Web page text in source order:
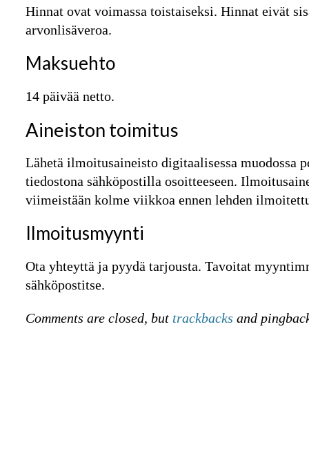
Hinnat ovat voimassa toistaiseksi. Hinnat eivät
arvonlisäveroa.
Maksuehto
14 päivää netto.
Aineiston toimitus
Lähetä ilmoitusaineisto digitaalisessa muodossa
tiedostona sähköpostilla osoitteeseen.
viimeistään kolme viikkoa ennen lehden
Ilmoitusmyynti
Ota yhteyttä ja pyydä tarjousta. Tavoitat
sähköpostitse.
Comments are closed, but trackbacks and